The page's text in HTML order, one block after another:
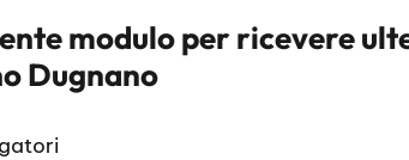
modulo per ricevere
Dugnano